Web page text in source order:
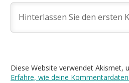
Diese Website verwendet Akismet,
Erfahre, wie deine